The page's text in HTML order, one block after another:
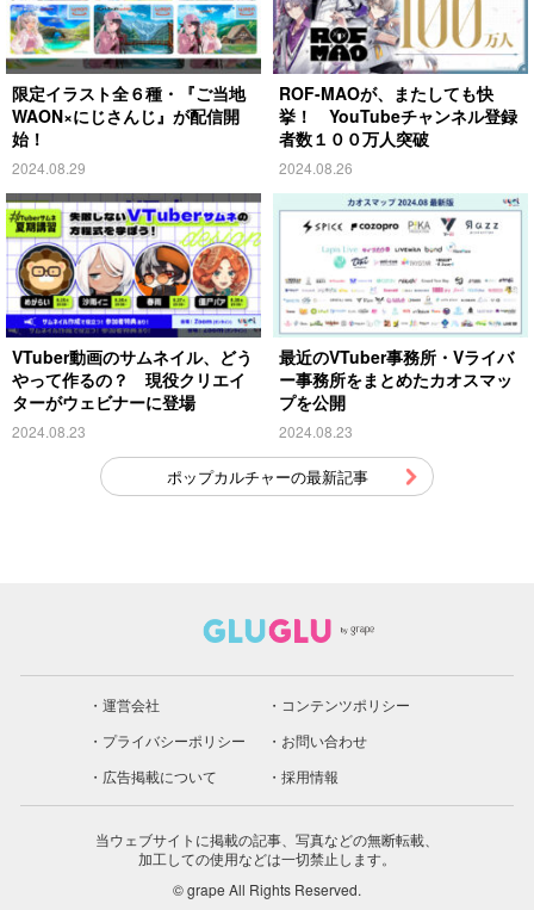
限定イラスト全６種・『ご当地
WAON×にじさんじ』が配信開
始！
2024.08.29
ROF-MAOが、またしても快
挙！ YouTubeチャンネル登録
者数１００万人突破
2024.08.26
VTuber動画のサムネイル、どう
やって作るの？ 現役クリエイ
ターがウェビナーに登場
2024.08.23
最近のVTuber事務所・Vライバ
ー事務所をまとめたカオスマッ
プを公開
2024.08.23
ポップカルチャーの最新記事
運営会社
コンテンツポリシー
プライバシーポリシー
お問い合わせ
広告掲載について
採用情報
当ウェブサイトに掲載の記事、写真などの無断転載、
加工しての使用などは一切禁止します。
© grape All Rights Reserved.